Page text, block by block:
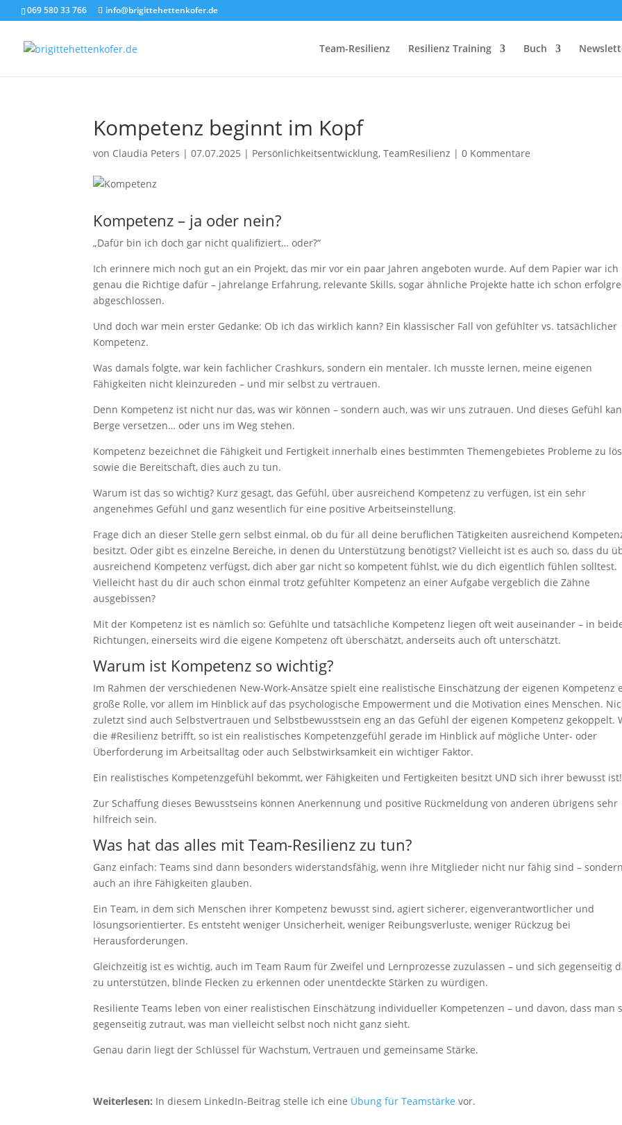
069 580 33 766 info@brigittehettenkofer.de
Team-Resilienz Resilienz Training Buch
Kompetenz beginnt im Kopf
von Claudia Peters |07.07.2025 | Persönlichkeitsentwicklung,TeamResilienz |0 Kommentare
Kompetenz – ja oder nein?
„Dafür bin ich doch gar nicht qualifiziert… oder?“
Ich erinnere mich noch gut an ein Projekt, das mir vor ein paar Jahren angeboten wurde. Auf dem Papier war ich
genau die Richtige dafür – jahrelange Erfahrung, relevante Skills, sogar ähnliche Projekte hatte ich schon
abgeschlossen.
Und doch war mein erster Gedanke: Ob ich das wirklich kann? Ein klassischer Fall von gefühlter vs. tatsächlicher
Kompetenz.
Was damals folgte, war kein fachlicher Crashkurs, sondern ein mentaler. Ich musste lernen, meine eigenen
Fähigkeiten nicht kleinzureden – und mir selbst zu vertrauen.
Denn Kompetenz ist nicht nur das, was wir können – sondern auch, was wir uns zutrauen. Und dieses Gefühl
Berge versetzen… oder uns im Weg stehen.
Kompetenz bezeichnet die Fähigkeit und Fertigkeit innerhalb eines bestimmten Themengebietes Probleme zu
sowie die Bereitschaft, dies auch zu tun.
Warum ist das so wichtig? Kurz gesagt, das Gefühl, über ausreichend Kompetenz zu verfügen, ist ein sehr
angenehmes Gefühl und ganz wesentlich für eine positive Arbeitseinstellung.
Frage dich an dieser Stelle gern selbst einmal, ob du für all deine beruflichen Tätigkeiten ausreichend
besitzt. Oder gibt es einzelne Bereiche, in denen du Unterstützung benötigst? Vielleicht ist es auch so, dass du
ausreichend Kompetenz verfügst, dich aber gar nicht so kompetent fühlst, wie du dich eigentlich fühlen solltest.
Vielleicht hast du dir auch schon einmal trotz gefühlter Kompetenz an einer Aufgabe vergeblich die Zähne
ausgebissen?
Mit der Kompetenz ist es nämlich so: Gefühlte und tatsächliche Kompetenz liegen oft weit auseinander – in
Richtungen, einerseits wird die eigene Kompetenz oft überschätzt, anderseits auch oft unterschätzt.
Warum ist Kompetenz so wichtig?
Im Rahmen der verschiedenen New-Work-Ansätze spielt eine realistische Einschätzung der eigenen Kompetenz
große Rolle, vor allem im Hinblick auf das psychologische Empowerment und die Motivation eines Menschen.
zuletzt sind auch Selbstvertrauen und Selbstbewusstsein eng an das Gefühl der eigenen Kompetenz gekoppelt.
die #Resilienz betrifft, so ist ein realistisches Kompetenzgefühl gerade im Hinblick auf mögliche Unter- oder
Überforderung im Arbeitsalltag oder auch Selbstwirksamkeit ein wichtiger Faktor.
Ein realistisches Kompetenzgefühl bekommt, wer Fähigkeiten und Fertigkeiten besitzt UND sich ihrer bewusst ist!
Zur Schaffung dieses Bewusstseins können Anerkennung und positive Rückmeldung von anderen übrigens sehr
hilfreich sein.
Was hat das alles mit Team-Resilienz zu tun?
Ganz einfach: Teams sind dann besonders widerstandsfähig, wenn ihre Mitglieder nicht nur fähig sind – sondern
auch an ihre Fähigkeiten glauben.
Ein Team, in dem sich Menschen ihrer Kompetenz bewusst sind, agiert sicherer, eigenverantwortlicher und
lösungsorientierter. Es entsteht weniger Unsicherheit, weniger Reibungsverluste, weniger Rückzug bei
Herausforderungen.
Gleichzeitig ist es wichtig, auch im Team Raum für Zweifel und Lernprozesse zuzulassen – und sich gegenseitig
zu unterstützen, blinde Flecken zu erkennen oder unentdeckte Stärken zu würdigen.
Resiliente Teams leben von einer realistischen Einschätzung individueller Kompetenzen – und davon, dass man
gegenseitig zutraut, was man vielleicht selbst noch nicht ganz sieht.
Genau darin liegt der Schlüssel für Wachstum, Vertrauen und gemeinsame Stärke.
Weiterlesen: In diesem LinkedIn-Beitrag stelle ich eine Übung für Teamstärke vor.